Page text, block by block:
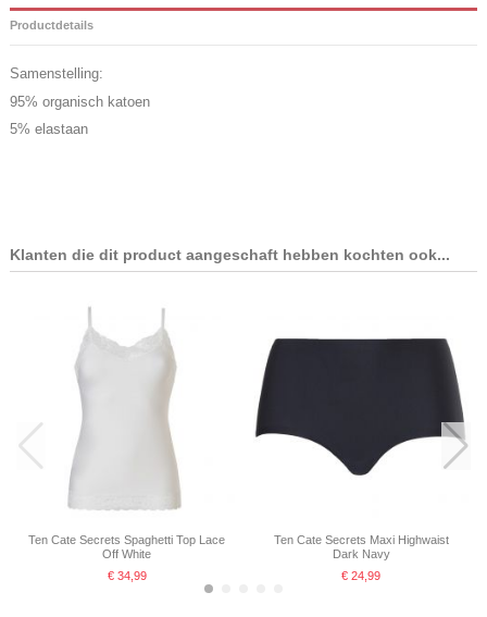
Productdetails
Samenstelling:
95% organisch katoen
5% elastaan
Klanten die dit product aangeschaft hebben kochten ook...
Ten Cate Secrets Spaghetti Top Lace
Off White
€ 34,99
Ten Cate Secrets Maxi Highwaist
Dark Navy
€ 24,99